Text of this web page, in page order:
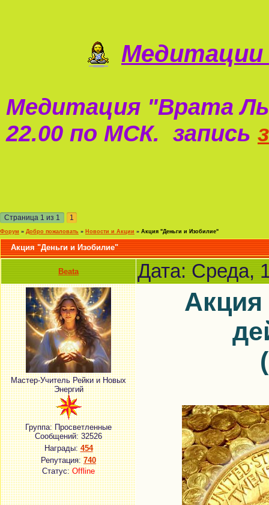
Медитации
Медитация "Врата
22.00 по МСК. запись
Страница 1 из 1 1
Форум » Добро пожаловать » Новости и Акции » Акция "Деньги и Изобилие"
Акция "Деньги и Изобилие"
Beata Дата: Среда,
Мастер-Учитель Рейки и Новых
Энергий
Группа: Просветленные
Сообщений:32526
Награды:454
Репутация:740
Статус:Offline